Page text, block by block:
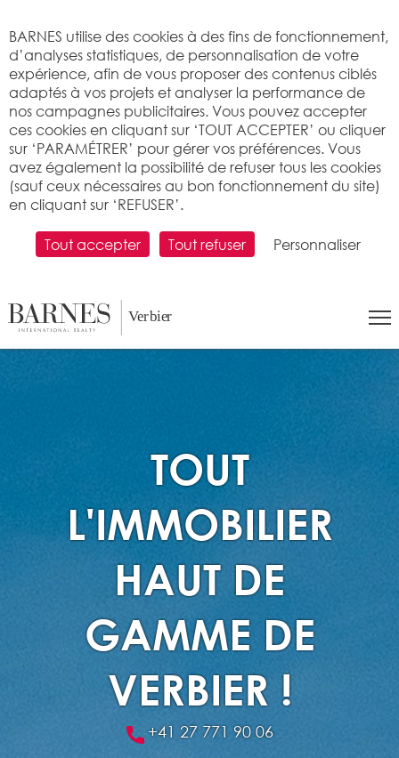
TOUT
L'IMMOBILIER
HAUT DE
GAMME DE
VERBIER !
+41 27 771 90 06
BARNES utilise des cookies à des fins de fonctionnement,
d’analyses statistiques, de personnalisation de votre
expérience, afin de vous proposer des contenus ciblés
adaptés à vos projets et analyser la performance de
nos campagnes publicitaires. Vous pouvez accepter
ces cookies en cliquant sur ‘TOUT ACCEPTER’ ou cliquer
sur ‘PARAMÉTRER’ pour gérer vos préférences. Vous
avez également la possibilité de refuser tous les cookies
(sauf ceux nécessaires au bon fonctionnement du site)
en cliquant sur ‘REFUSER’.
Tout accepter Tout refuser Personnaliser